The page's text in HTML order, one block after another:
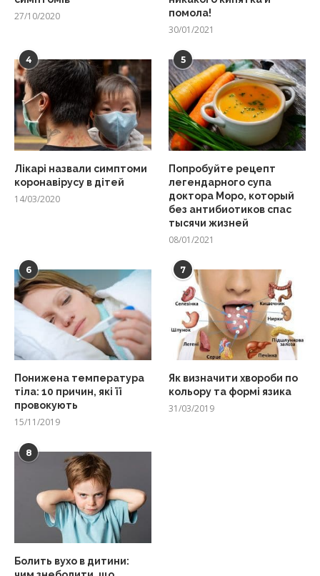
27/10/2020
помола!
30/01/2021
4
Лікарі назвали симптоми
коронавірусу в дітей
14/03/2020
5
Попробуйте рецепт
легендарного супа
доктора Моро, который
без антибиотиков спас
тысячи жизней
08/01/2021
6
Понижена температура
тіла: 10 причин, які її
провокують
15/11/2019
7
Як визначити хвороби по
кольору та формі язика
31/03/2019
8
Болить вухо в дитини: